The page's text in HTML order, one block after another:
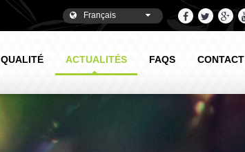
Français
QUALITÉ ACTUALITÉS FAQS CONTACT